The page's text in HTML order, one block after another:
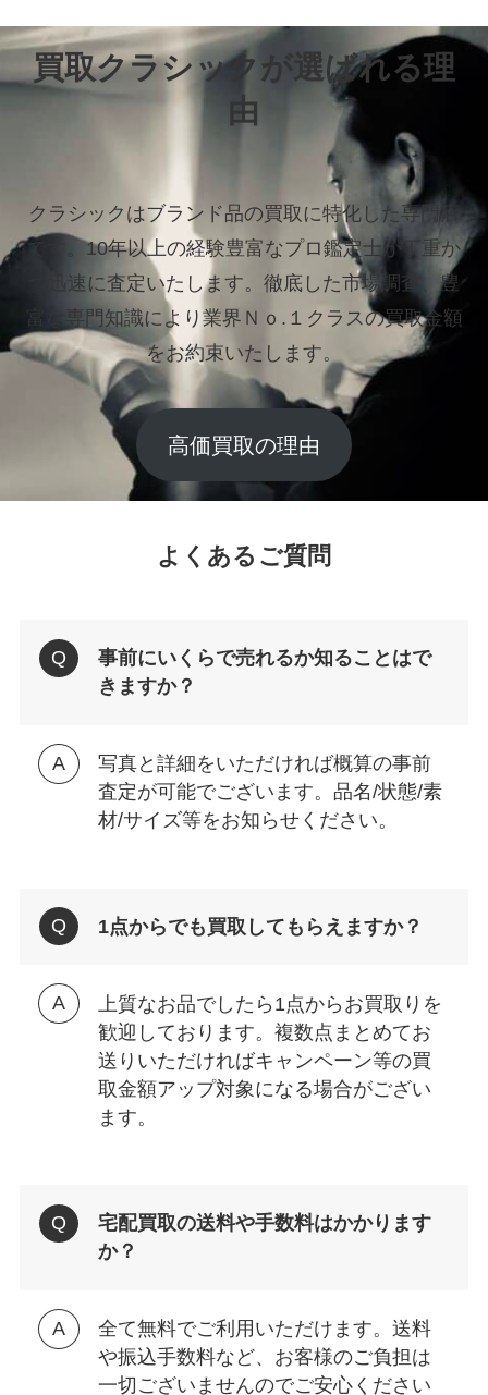
買取クラシックが選ばれる理
由
クラシックはブランド品の買取に特化した専門店
です。10年以上の経験豊富なプロ鑑定士が丁重か
つ迅速に査定いたします。 徹底した市場調査、豊
富な専門知識により業界Ｎｏ.１クラスの買取金額
をお約束いたします。
高価買取の理由
よくあるご質問
事前にいくらで売れるか知ることはで
きますか？
写真と詳細をいただければ概算の事前
査定が可能でございます。品名/状態/素
材/サイズ等をお知らせください。
1点からでも買取してもらえますか？
上質なお品でしたら1点からお買取りを
歓迎しております。複数点まとめてお
送りいただければキャンペーン等の買
取金額アップ対象になる場合がござい
ます。
宅配買取の送料や手数料はかかります
か？
全て無料でご利用いただけます。送料
や振込手数料など、お客様のご負担は
一切ございませんのでご安心ください